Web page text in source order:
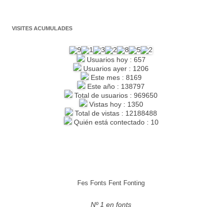
VISITES ACUMULADES
Usuarios hoy : 657
Usuarios ayer : 1206
Este mes : 8169
Este año : 138797
Total de usuarios : 969650
Vistas hoy : 1350
Total de vistas : 12188488
Quién está contectado : 10
Fes Fonts Fent Fonting
Nº 1 en fonts